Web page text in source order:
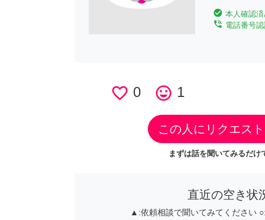
check_circle 本人確認
phone_in_talk 電話番号
favorite_border 0 tag_faces 1
この人にリクエス
まずは話を聞いてみるだけ
直近の空き状
▲:依頼相談で聞いてみてください ○: